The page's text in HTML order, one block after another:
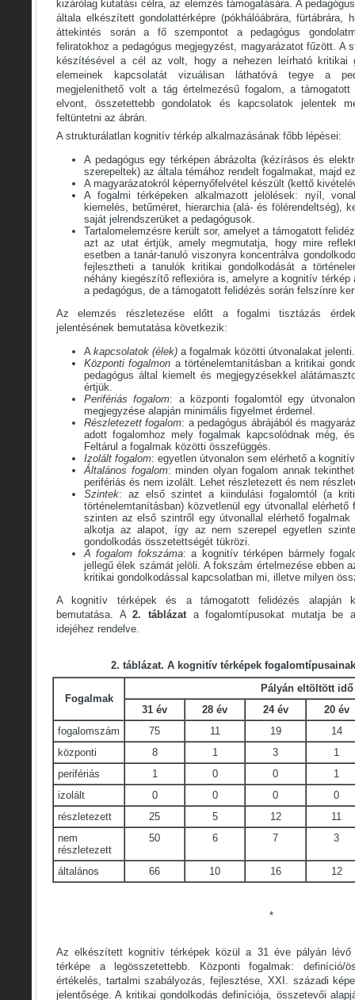
kizárólag kutatási célra, az elemzés támogatására. A
általa elkészített gondolattérképre (pókhálóábrára, fürtábrára,
áttekintés során a fő szempontot a pedagógus
feliratokhoz a pedagógus megjegyzést, magyarázatot fűzött. A
készítésével a cél az volt, hogy a nehezen leírható kritikai
elemeinek kapcsolatát vizuálisan láthatóvá tegye a
megjeleníthető volt a tág értelmezésű fogalom, a
elvont, összetettebb gondolatok és kapcsolatok jelentek
feltüntetni az ábrán.
A strukturálatlan kognitív térkép alkalmazásának főbb lépései:
A pedagógus egy térképen ábrázolta (kézírásos és
szerepeltek) az általa témához rendelt fogalmakat, majd
A magyarázatokról képernyőfelvétel készült (kettő
A fogalmi térképeken alkalmazott jelölések: nyíl,
kiemelés, betűméret, hierarchia (alá- és fölérendeltség),
saját jelrendszerüket a pedagógusok.
Tartalomelemzésre került sor, amelyet a támogatott
azt az utat értjük, amely megmutatja, hogy mire
esetben a tanár-tanuló viszonyra koncentrálva
fejlesztheti a tanulók kritikai gondolkodását a
néhány kiegészítő reflexióra is, amelyre a kognitív térkép
a pedagógus, de a támogatott felidézés során felszínre
Az elemzés részletezése előtt a fogalmi tisztázás
jelentésének bemutatása következik:
A kapcsolatok (élek) a fogalmak közötti útvonalakat jelenti.
Központi fogalmon a történelemtanításban a kritikai
pedagógus által kiemelt és megjegyzésekkel
értjük.
Perifériás fogalom: a központi fogalomtól egy
megjegyzése alapján minimális figyelmet érdemel.
Részletezett fogalom: a pedagógus ábrájából és
adott fogalomhoz mely fogalmak kapcsolódnak még,
Feltárul a fogalmak közötti összefüggés.
Izolált fogalom: egyetlen útvonalon sem elérhető a
Általános fogalom: minden olyan fogalom annak
perifériás és nem izolált. Lehet részletezett és nem
Szintek: az első szintet a kiindulási fogalomtól (a
történelemtanításban) közvetlenül egy útvonallal
szinten az első szintről egy útvonallal elérhető
alkotja az alapot, így az nem szerepel egyetlen
gondolkodás összetettségét tükrözi.
A fogalom fokszáma: a kognitív térképen bármely
jellegű élek számát jelöli. A fokszám értelmezése ebben
kritikai gondolkodással kapcsolatban mi, illetve milyen
A kognitív térképek és a támogatott felidézés alapján
bemutatása. A2. táblázata fogalomtípusokat mutatja be
idejéhez rendelve.
2. táblázat. A kognitív térképek
Fogalmak
Pályán eltöltött idő
31 év
28 év 24 év
20 év
fogalomszám
75 11 19
14
központi
8 1 3
1
perifériás
1 0 0
1
izolált
0 0 0
0
részletezett
25 5 12
11
nem
részletezett
50 6 7 3
általános 66 10 16 12
*
Az elkészített kognitív térképek közül a 31 éve pályán lévő
térképe a legösszetettebb. Központi fogalmak: definíció/
értékelés, tartalmi szabályozás, fejlesztése, XXI. századi
jelentősége. A kritikai gondolkodás definíciója, összetevői